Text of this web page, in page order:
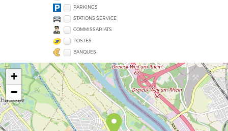
PARKINGS
STATIONS SERVICE
COMMISSARIATS
POSTES
BANQUES
+
−